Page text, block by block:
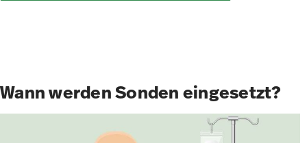
Wann werden Sonden eingesetzt?